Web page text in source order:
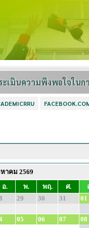
ะเมินความพึงพอใจในก
าคม 2569
อ. พ. พฤ. ศ.
29 30 31 01
05 06 07 08